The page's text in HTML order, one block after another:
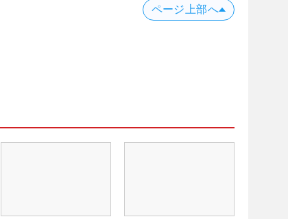
ページ上部へ